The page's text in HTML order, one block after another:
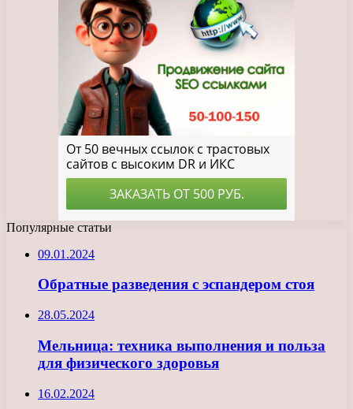
Популярные статьи
09.01.2024
Обратные разведения с эспандером стоя
28.05.2024
Мельница: техника выполнения и польза
для физического здоровья
16.02.2024